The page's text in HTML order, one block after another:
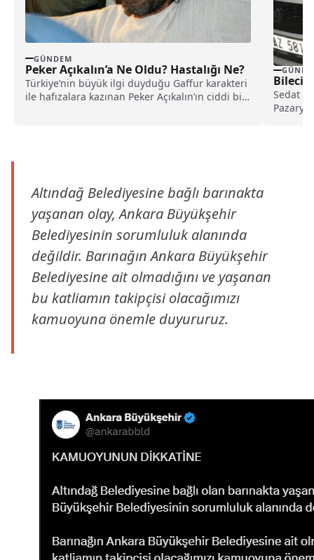
GÜNDEM
Peker Açıkalın’a Ne Oldu? Hastalığı Ne?
Türkiye’nin büyük ilgi duyduğu Gaffur karakteri
ile hafızalara kazınan Peker Açıkalın’ın ciddi bir
Sedat
Altındağ Belediyesine bağlı barınakta
yaşanan olay, Ankara Büyükşehir
Belediyesinin sorumluluk alanında
değildir. Barınağın Ankara Büyükşehir
Belediyesine ait olmadığını ve yaşanan
bu katliamın takipçisi olacağımızı
kamuoyuna önemle duyururuz.